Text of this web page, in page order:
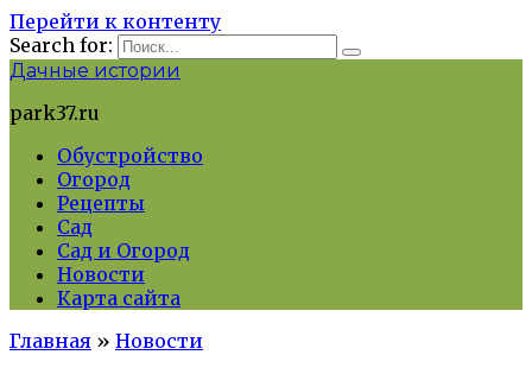
Перейти к контенту
Search for:
Дачные истории
park37.ru
Обустройство
Огород
Рецепты
Сад
Сад и Огород
Новости
Карта сайта
Главная » Новости